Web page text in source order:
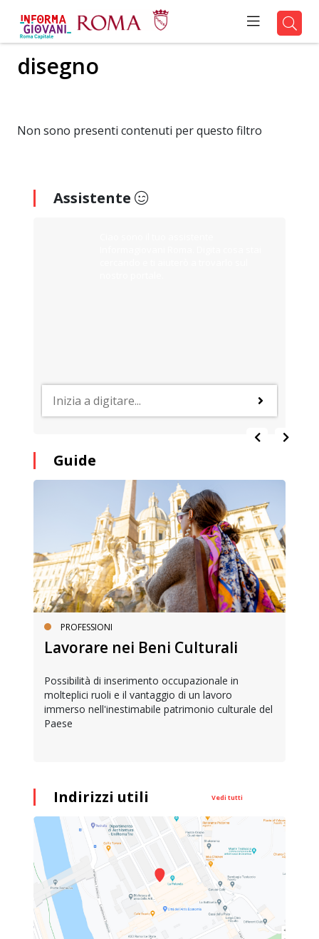
disegno
Non sono presenti contenuti per questo filtro
Assistente
Guide
PROFESSIONI
Lavorare nei Beni Culturali
Possibilità di inserimento occupazionale in
molteplici ruoli e il vantaggio di un lavoro
immerso nell'inestimabile patrimonio culturale del
Paese
Indirizzi utili Vedi tutti